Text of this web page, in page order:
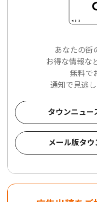
あなたの街
お得な情報な
無料で
通知で見逃
タウンニュ
メール版タ